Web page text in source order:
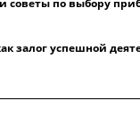
советы по выбору
залог успешной